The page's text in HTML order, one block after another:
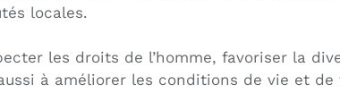
locales.
les droits de l’homme, favoriser la
aussi à améliorer les conditions de vie et